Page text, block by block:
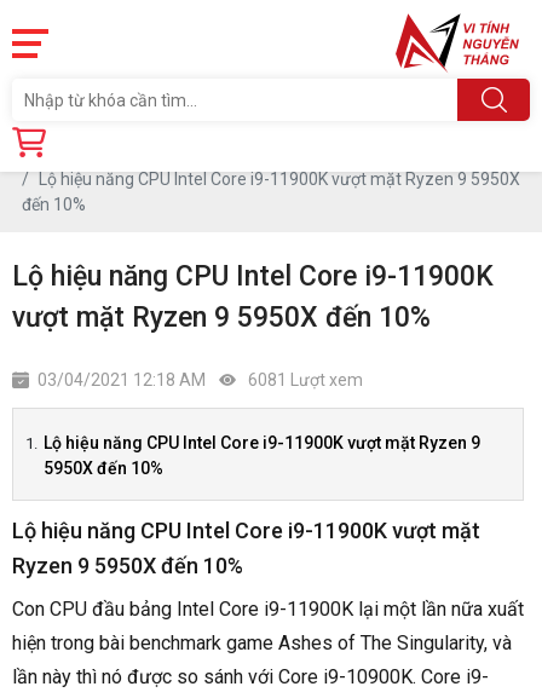
Trang chủ
Lộ hiệu năng CPU Intel Core i9-11900K vượt mặt Ryzen 9 5950X
đến 10%
Lộ hiệu năng CPU Intel Core i9-11900K
vượt mặt Ryzen 9 5950X đến 10%
03/04/2021 12:18 AM 6081 Lượt xem
Lộ hiệu năng CPU Intel Core i9-11900K vượt mặt Ryzen 9
5950X đến 10%
Lộ hiệu năng CPU Intel Core i9-11900K vượt mặt
Ryzen 9 5950X đến 10%
Con CPU đầu bảng Intel Core i9-11900K lại một lần nữa xuất
hiện trong bài benchmark game Ashes of The Singularity, và
lần này thì nó được so sánh với Core i9-10900K. Core i9-